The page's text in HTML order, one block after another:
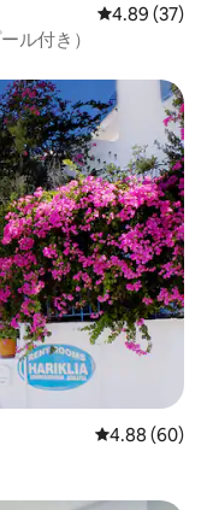
レビュー37
4.89 (37)
ル付き）
レビュー60件
4.88 (60)